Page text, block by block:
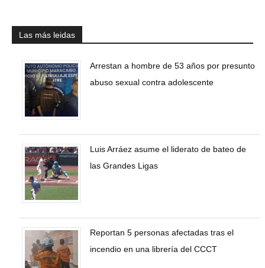
Las más leidas
Arrestan a hombre de 53 años por presunto
abuso sexual contra adolescente
Luis Arráez asume el liderato de bateo de
las Grandes Ligas
Reportan 5 personas afectadas tras el
incendio en una librería del CCCT